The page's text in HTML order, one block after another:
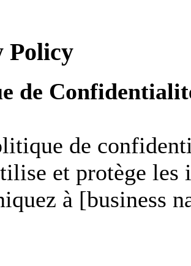
Policy
de
de
et protège les
à [business